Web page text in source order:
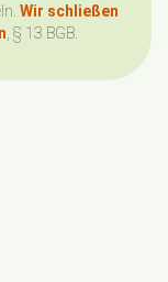
Wir schließen
, § 13 BGB.